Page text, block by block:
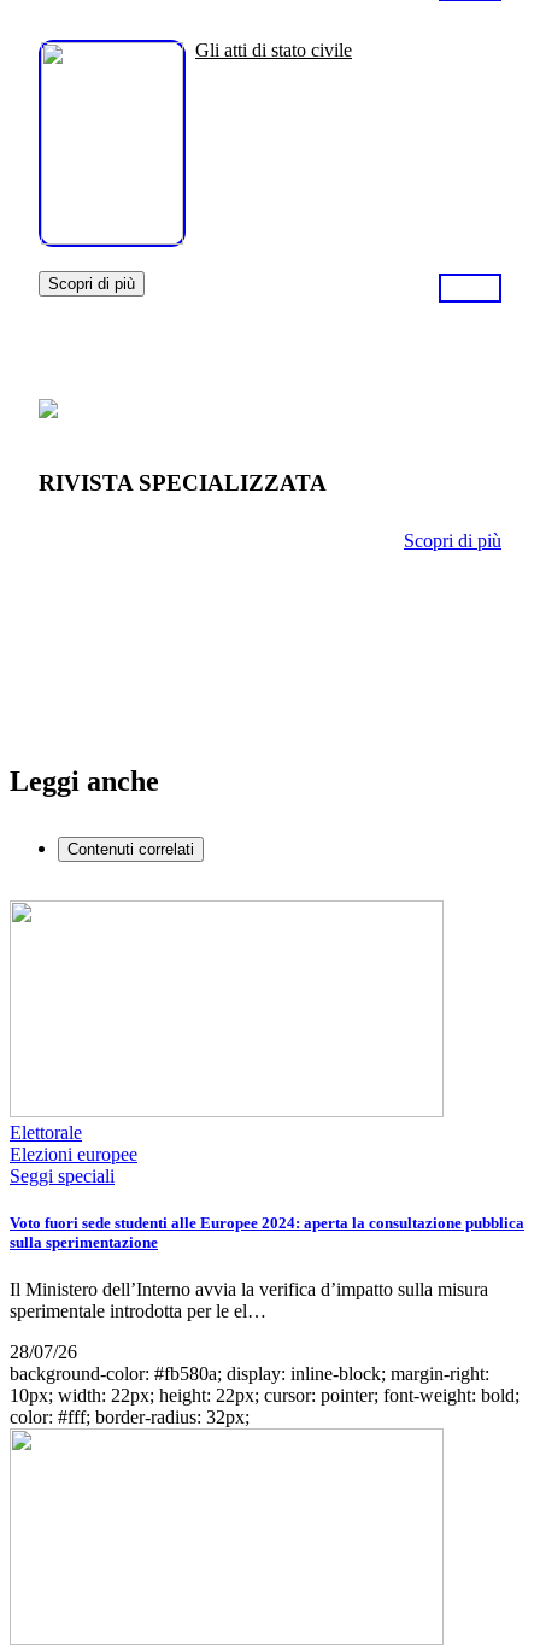
Gli atti di stato civile
Scopri di più
RIVISTA SPECIALIZZATA
Scopri di più
Leggi anche
Contenuti correlati
Elettorale
Elezioni europee
Seggi speciali
Voto fuori sede studenti alle Europee 2024: aperta la consultazione pubblica
sulla sperimentazione
Il Ministero dell’Interno avvia la verifica d’impatto sulla misura
sperimentale introdotta per le el…
28/07/26
background-color: #fb580a; display: inline-block; margin-right:
10px; width: 22px; height: 22px; cursor: pointer; font-weight: bold;
color: #fff; border-radius: 32px;